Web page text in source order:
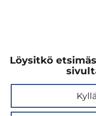
Löysitkö
Kyllä